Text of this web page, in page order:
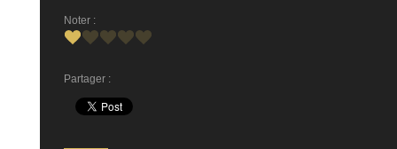
Noter :
Partager :